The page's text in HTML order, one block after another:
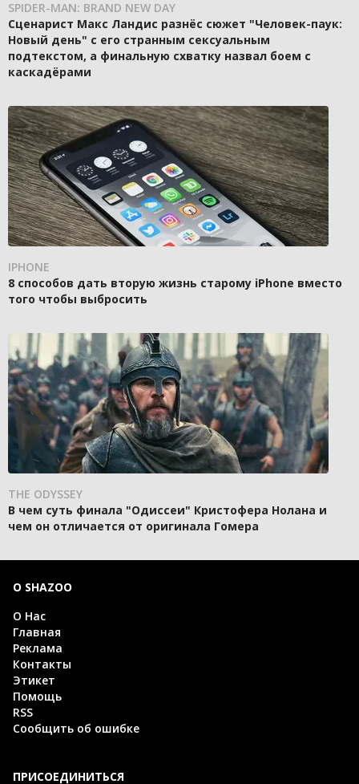
SPIDER-MAN: BRAND NEW DAY
Сценарист Макс Ландис разнёс сюжет "Человек-паук:
Новый день" с его странным сексуальным
подтекстом, а финальную схватку назвал боем с
каскадёрами
IPHONE
8 способов дать вторую жизнь старому iPhone вместо
того чтобы выбросить
THE ODYSSEY
В чем суть финала "Одиссеи" Кристофера Нолана и
чем он отличается от оригинала Гомера
О SHAZOO
О Нас
Главная
Реклама
Контакты
Этикет
Помощь
RSS
Сообщить об ошибке
ПРИСОЕДИНИТЬСЯ